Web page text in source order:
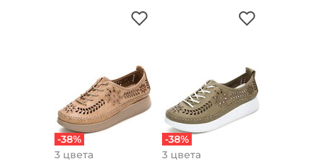
-38%
3 цвета
-38%
3 цвета